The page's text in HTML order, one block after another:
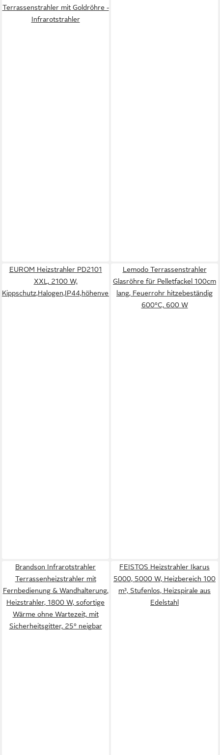
Terrassenstrahler mit Goldröhre -
Infrarotstrahler
EUROM Heizstrahler PD2101
XXL, 2100 W,
Kippschutz,Halogen,IP44,höhenverstellbar,360°
Lemodo Terrassenstrahler
Glasröhre für Pelletfackel 100cm
lang, Feuerrohr hitzebeständig
600°C, 600 W
Brandson Infrarotstrahler
Terrassenheizstrahler mit
Fernbedienung & Wandhalterung,
Heizstrahler, 1800 W, sofortige
Wärme ohne Wartezeit, mit
Sicherheitsgitter, 25° neigbar
FEISTOS Heizstrahler Ikarus
5000, 5000 W, Heizbereich 100
m³, Stufenlos, Heizspirale aus
Edelstahl